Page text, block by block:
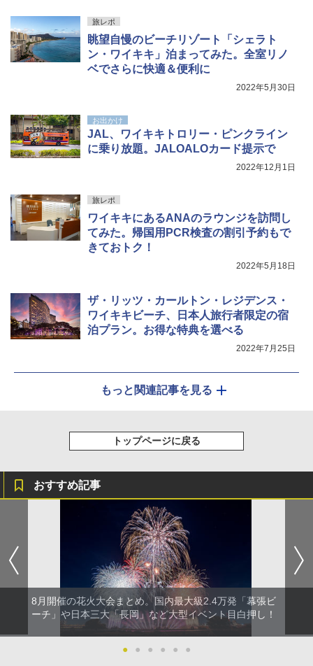
旅レポ
眺望自慢のビーチリゾート「シェラト
ン・ワイキキ」泊まってみた。全室リノ
ベでさらに快適＆便利に
2022年5月30日
お出かけ
JAL、ワイキキトロリー・ピンクライン
に乗り放題。JALOALOカード提示で
2022年12月1日
旅レポ
ワイキキにあるANAのラウンジを訪問し
てみた。帰国用PCR検査の割引予約もで
きておトク！
2022年5月18日
ザ・リッツ・カールトン・レジデンス・
ワイキキビーチ、日本人旅行者限定の宿
泊プラン。お得な特典を選べる
2022年7月25日
もっと関連記事を見る
トップページに戻る
おすすめ記事
8月開催の花火大会まとめ。国内最大級2.4万発「幕張ビ
ーチ」や日本三大「長岡」など大型イベント目白押し！
● ● ● ● ● ●